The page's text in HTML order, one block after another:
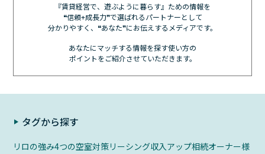
『賃貸経営で、遊ぶように暮らす』ための情報を
❝信頼+成長力❞で選ばれるパートナーとして
分かりやすく、❝あなた❞にお伝えするメディアです。
あなたにマッチする情報を探す使い方の
ポイントをご紹介させていただきます。
タグから探す
リロの強み4つの空室対策リーシング収入アップ相続オーナー様